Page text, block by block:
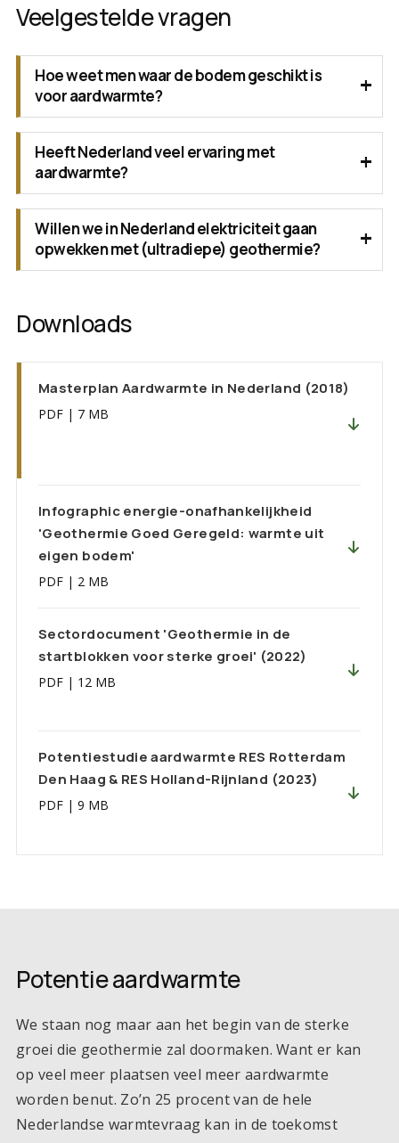
Veelgestelde vragen
Hoe weet men waar de bodem geschikt is
voor aardwarmte?
Heeft Nederland veel ervaring met
aardwarmte?
Willen we in Nederland elektriciteit gaan
opwekken met (ultradiepe) geothermie?
Downloads
Masterplan Aardwarmte in Nederland (2018)
PDF | 7 MB
Infographic energie-onafhankelijkheid
'Geothermie Goed Geregeld: warmte uit
eigen bodem'
PDF | 2 MB
Sectordocument 'Geothermie in de
startblokken voor sterke groei' (2022)
PDF | 12 MB
Potentiestudie aardwarmte RES Rotterdam
Den Haag & RES Holland-Rijnland (2023)
PDF | 9 MB
Potentie aardwarmte
We staan nog maar aan het begin van de sterke
groei die geothermie zal doormaken. Want er kan
op veel meer plaatsen veel meer aardwarmte
worden benut. Zo’n 25 procent van de hele
Nederlandse warmtevraag kan in de toekomst